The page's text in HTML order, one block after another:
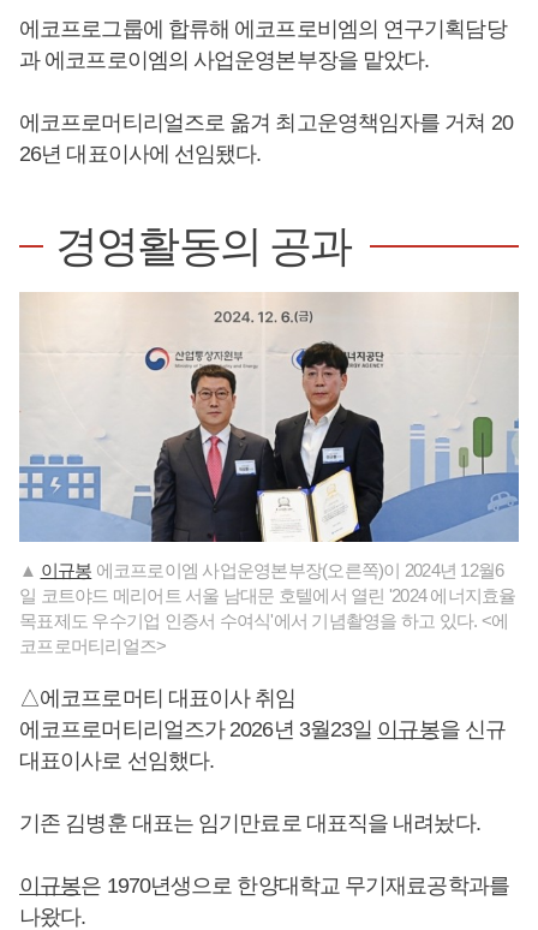
에코프로그룹에 합류해 에코프로비엠의 연구기획담당
과 에코프로이엠의 사업운영본부장을 맡았다.
에코프로머티리얼즈로 옮겨 최고운영책임자를 거쳐 20
26년 대표이사에 선임됐다.
경영활동의 공과
▲ 이규봉 에코프로이엠 사업운영본부장(오른쪽)이 2024년 12월6
일 코트야드 메리어트 서울 남대문 호텔에서 열린 '2024 에너지효율
목표제도 우수기업 인증서 수여식'에서 기념촬영을 하고 있다. <에
코프로머티리얼즈>
△에코프로머티 대표이사 취임
에코프로머티리얼즈가 2026년 3월23일 이규봉을 신규
대표이사로 선임했다.
기존 김병훈 대표는 임기만료로 대표직을 내려놨다.
이규봉은 1970년생으로 한양대학교 무기재료공학과를
나왔다.